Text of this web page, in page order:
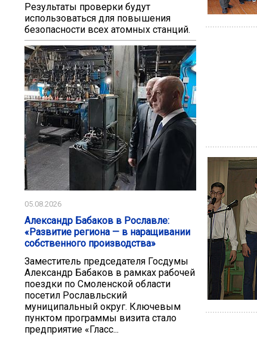
Результаты проверки будут
использоваться для повышения
безопасности всех атомных станций.
05.08.2026
Александр Бабаков в Рославле:
«Развитие региона — в наращивании
собственного производства»
Заместитель председателя Госдумы
Александр Бабаков в рамках рабочей
поездки по Смоленской области
посетил Рославльский
муниципальный округ. Ключевым
пунктом программы визита стало
предприятие «Гласс...